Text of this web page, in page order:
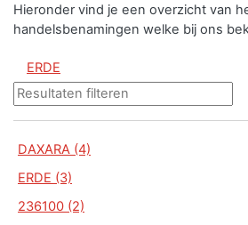
Hieronder vind je een overzicht van
handelsbenamingen welke bij ons
ERDE
DAXARA (4)
ERDE (3)
236100 (2)